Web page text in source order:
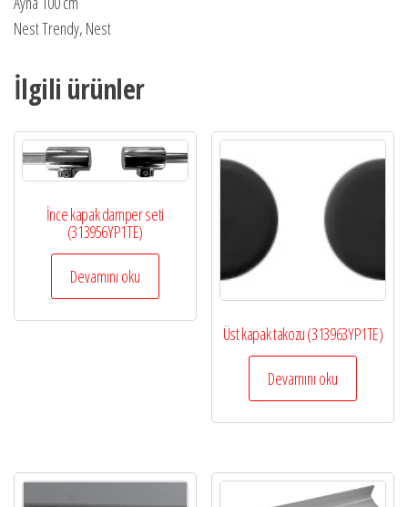
Nest Trendy, Nest
İlgili ürünler
İnce kapak damper seti
(313956YP1TE)
Devamını oku
Üst kapak takozu (313963YP1TE)
Devamını oku